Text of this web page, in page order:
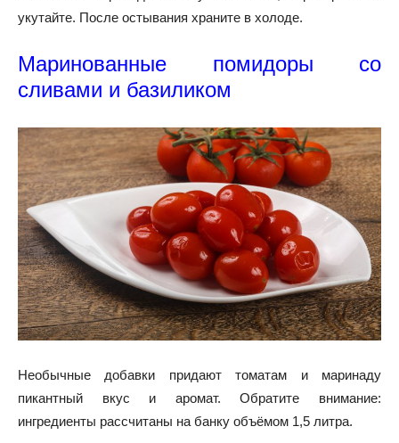
укутайте. После остывания храните в холоде.
Маринованные помидоры со
сливами и базиликом
Необычные добавки придают томатам и маринаду
пикантный вкус и аромат. Обратите внимание:
ингредиенты рассчитаны на банку объёмом 1,5 литра.